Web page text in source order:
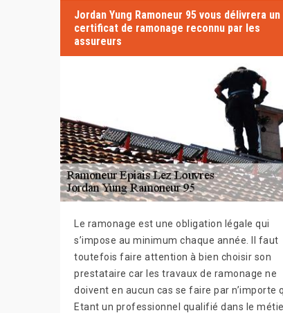
Jordan Yung Ramoneur 95 vous délivrera un
certificat de ramonage reconnu par les
assureurs
Le ramonage est une obligation légale qui
s’impose au minimum chaque année. Il faut
toutefois faire attention à bien choisir son
prestataire car les travaux de ramonage ne
doivent en aucun cas se faire par n’importe
Etant un professionnel qualifié dans le